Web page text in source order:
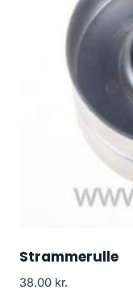
Strammerulle
38.00 kr.